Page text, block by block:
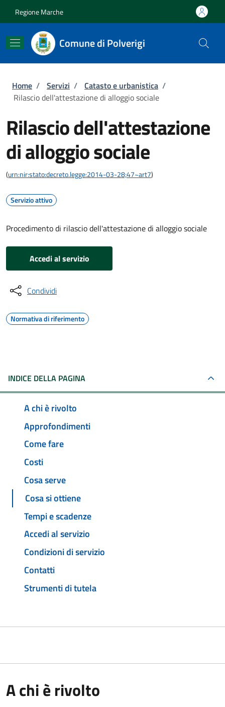
Regione Marche
Comune di Polverigi
Briciole di pane
Home / Servizi / Catasto e urbanistica /
Rilascio dell'attestazione di alloggio sociale
Rilascio dell'attestazione
di alloggio sociale
(urn:nir:stato:decreto.legge:2014-03-28;47~art7)
Servizio attivo
Procedimento di rilascio dell'attestazione di alloggio sociale
Accedi al servizio
Condividi
Normativa di riferimento
INDICE DELLA PAGINA
A chi è rivolto
Approfondimenti
Come fare
Costi
Cosa serve
Cosa si ottiene
Tempi e scadenze
Accedi al servizio
Condizioni di servizio
Contatti
Strumenti di tutela
A chi è rivolto